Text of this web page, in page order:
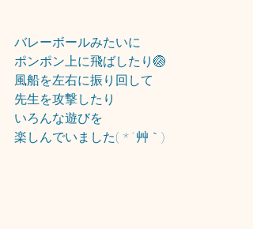
バレーボールみたいに
ポンポン上に飛ばしたり🏐
風船を左右に振り回して
先生を攻撃したり
いろんな遊びを
楽しんでいました( *´艸｀)